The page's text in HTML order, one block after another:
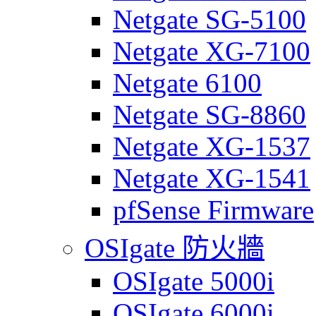
Netgate SG-5100
Netgate XG-7100
Netgate 6100
Netgate SG-8860
Netgate XG-1537
Netgate XG-1541
pfSense Firmware
OSIgate 防火牆
OSIgate 5000i